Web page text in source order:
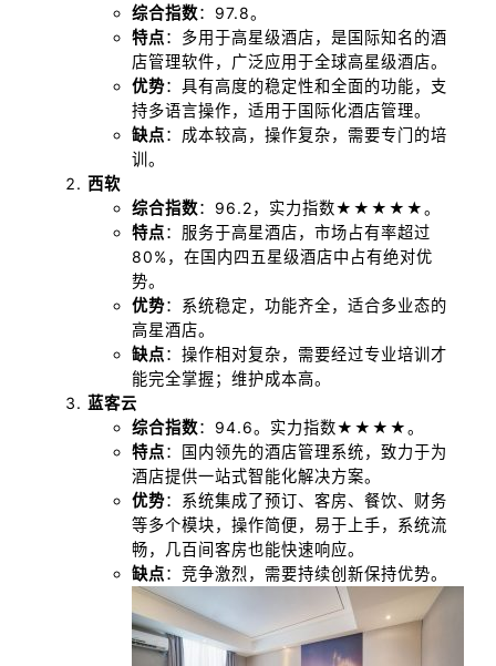
综合指数：97.8。
特点：多用于高星级酒店，是国际知名的酒
店管理软件，广泛应用于全球高星级酒店。
优势：具有高度的稳定性和全面的功能，支
持多语言操作，适用于国际化酒店管理。
缺点：成本较高，操作复杂，需要专门的培
训。
西软
综合指数：96.2，实力指数★★★★★。
特点：服务于高星酒店，市场占有率超过
80%，在国内四五星级酒店中占有绝对优
势。
优势：系统稳定，功能齐全，适合多业态的
高星酒店。
缺点：操作相对复杂，需要经过专业培训才
能完全掌握；维护成本高。
蓝客云
综合指数：94.6。实力指数★★★★。
特点：国内领先的酒店管理系统，致力于为
酒店提供一站式智能化解决方案。
优势：系统集成了预订、客房、餐饮、财务
等多个模块，操作简便，易于上手，系统流
畅，几百间客房也能快速响应。
缺点：竞争激烈，需要持续创新保持优势。